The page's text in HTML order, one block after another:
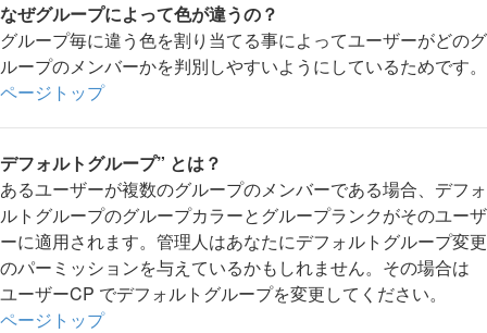
なぜグループによって色が違うの？
グループ毎に違う色を割り当てる事によってユーザーがどのグ
ループのメンバーかを判別しやすいようにしているためです。
ページトップ
デフォルトグループ” とは？
あるユーザーが複数のグループのメンバーである場合、デフォ
ルトグループのグループカラーとグループランクがそのユーザ
ーに適用されます。管理人はあなたにデフォルトグループ変更
のパーミッションを与えているかもしれません。その場合は
ユーザーCP でデフォルトグループを変更してください。
ページトップ